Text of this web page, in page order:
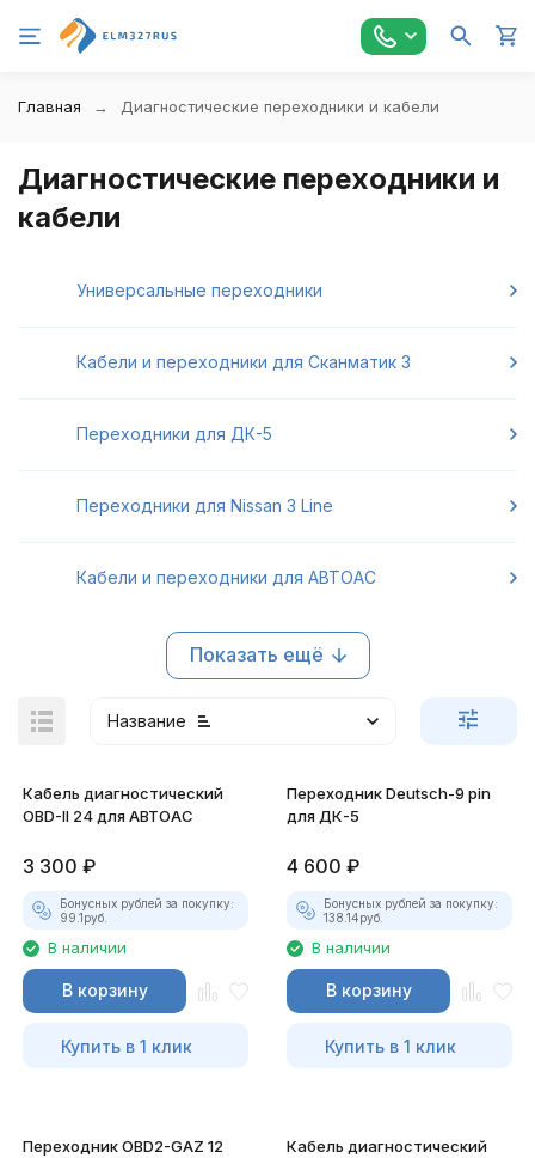
Главная Диагностические переходники и кабели
Диагностические переходники и
кабели
Универсальные переходники
Кабели и переходники для Сканматик 3
Переходники для ДК-5
Переходники для Nissan 3 Line
Кабели и переходники для АВТОАС
Показать ещё
Название
Кабель диагностический
OBD-II 24 для АВТОАС
3 300 ₽
Бонусных рублей за покупку:
99.1руб.
В наличии
В корзину
Купить в 1 клик
Переходник Deutsch-9 pin
для ДК-5
4 600 ₽
Бонусных рублей за покупку:
138.14руб.
В наличии
В корзину
Купить в 1 клик
Переходник OBD2-GAZ 12
Кабель диагностический